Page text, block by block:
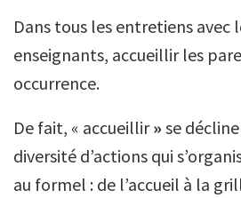
Dans tous les entretiens avec
enseignants, accueillir les
occurrence.
De fait, « accueillir» se
diversité d’actions qui
au formel : de l’accueil à la